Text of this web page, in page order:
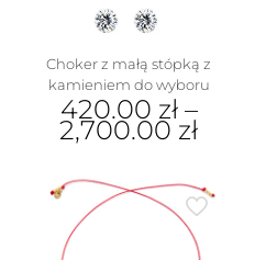
Choker z małą stópką z
kamieniem do wyboru
420.00 zł–
2,700.00 zł
ma
wariantów.